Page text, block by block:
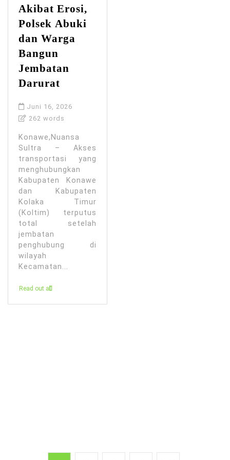
Akibat Erosi,
Polsek Abuki
dan Warga
Bangun
Jembatan
Darurat
Juni 16, 2026
262 words
Konawe,Nuansa
Sultra – Akses
transportasi yang
menghubungkan
Kabupaten Konawe
dan Kabupaten
Kolaka Timur
(Koltim) terputus
total setelah
jembatan
penghubung di
wilayah
Kecamatan...
Read out all